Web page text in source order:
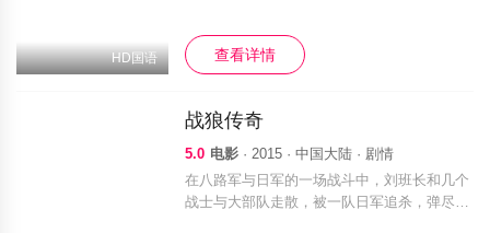
HD国语
辣
查看详情
战狼传奇
5.0 电影 · 2015 · 中国大陆 · 剧情
在八路军与日军的一场战斗中，刘班长和几个
战士与大部队走散，被一队日军追杀，弹尽粮